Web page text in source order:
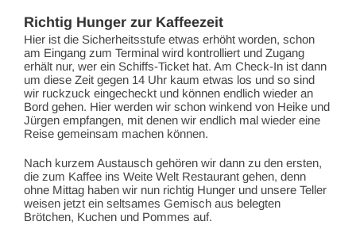
Richtig Hunger zur Kaffeezeit
Hier ist die Sicherheitsstufe etwas erhöht worden, schon
am Eingang zum Terminal wird kontrolliert und Zugang
erhält nur, wer ein Schiffs-Ticket hat. Am Check-In ist dann
um diese Zeit gegen 14 Uhr kaum etwas los und so sind
wir ruckzuck eingecheckt und können endlich wieder an
Bord gehen. Hier werden wir schon winkend von Heike und
Jürgen empfangen, mit denen wir endlich mal wieder eine
Reise gemeinsam machen können.
Nach kurzem Austausch gehören wir dann zu den ersten,
die zum Kaffee ins Weite Welt Restaurant gehen, denn
ohne Mittag haben wir nun richtig Hunger und unsere Teller
weisen jetzt ein seltsames Gemisch aus belegten
Brötchen, Kuchen und Pommes auf.